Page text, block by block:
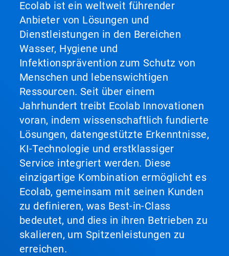
Ecolab ist ein weltweit führender
Anbieter von Lösungen und
Dienstleistungen in den Bereichen
Wasser, Hygiene und
Infektionsprävention zum Schutz von
Menschen und lebenswichtigen
Ressourcen. Seit über einem
Jahrhundert treibt Ecolab Innovationen
voran, indem wissenschaftlich fundierte
Lösungen, datengestützte Erkenntnisse,
KI-Technologie und erstklassiger
Service integriert werden. Diese
einzigartige Kombination ermöglicht es
Ecolab, gemeinsam mit seinen Kunden
zu definieren, was Best-in-Class
bedeutet, und dies in ihren Betrieben zu
skalieren, um Spitzenleistungen zu
erreichen.